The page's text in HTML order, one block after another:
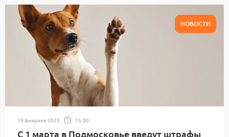
НОВОСТИ
19 февраля 2025 15:00
С 1 марта в Подмосковье введут штрафы